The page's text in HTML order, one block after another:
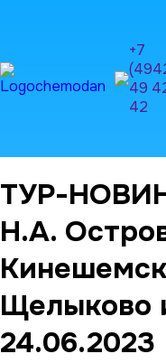
+7
49
42
ТУР-
Н.А.
Щелыково
24.06.2023